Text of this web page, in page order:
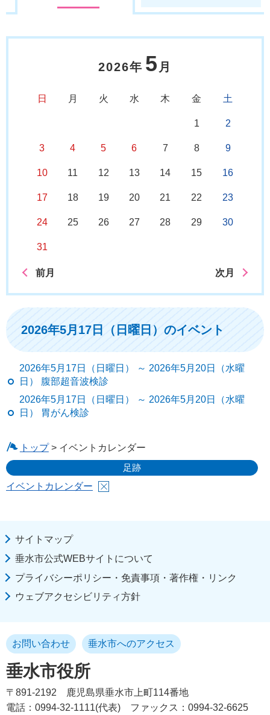
2026年 5 月
日 月 火 水 木 金 土
1 2
3 4 5 6 7 8 9
10 11 12 13 14 15 16
17 18 19 20 21 22 23
24 25 26 27 28 29 30
31
前月 次月
2026年5月17日（日曜日）のイベント
2026年5月17日（日曜日） ～ 2026年5月20日（水曜
日） 腹部超音波検診
2026年5月17日（日曜日） ～ 2026年5月20日（水曜
日） 胃がん検診
トップ> イベントカレンダー
足跡
イベントカレンダー
サイトマップ
垂水市公式WEBサイトについて
プライバシーポリシー・免責事項・著作権・リンク
ウェブアクセシビリティ方針
垂水市役所
お問い合わせ 垂水市へのアクセス
〒891-2192
鹿児島県垂水市上町114番地
電話：0994-32-1111(代表)
ファックス：0994-32-6625